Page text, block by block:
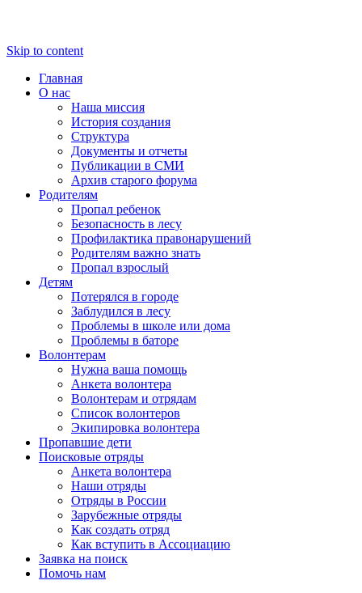
Skip to content
Главная
О нас
Наша миссия
История создания
Структура
Документы и отчеты
Публикации в СМИ
Архив старого форума
Родителям
Пропал ребенок
Безопасность в лесу
Профилактика правонарушений
Родителям важно знать
Пропал взрослый
Детям
Потерялся в городе
Заблудился в лесу
Проблемы в школе или дома
Проблемы в баторе
Волонтерам
Нужна ваша помощь
Анкета волонтера
Волонтерам и отрядам
Список волонтеров
Экипировка волонтера
Пропавшие дети
Поисковые отряды
Анкета волонтера
Наши отряды
Отряды в России
Зарубежные отряды
Как создать отряд
Как вступить в Ассоциацию
Заявка на поиск
Помочь нам